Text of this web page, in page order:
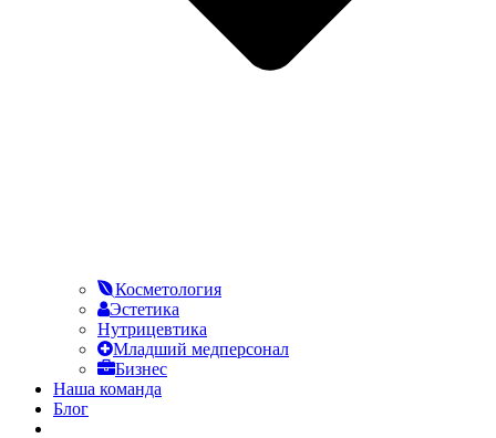
Косметология
Эстетика
Нутрицевтика
Младший медперсонал
Бизнес
Наша команда
Блог